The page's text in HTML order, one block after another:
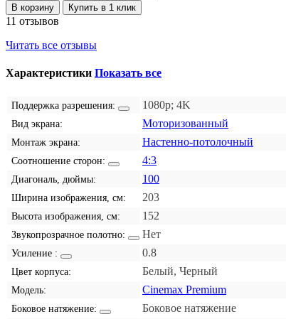
В корзину Купить в 1 клик
11 отзывов
Читать все отзывы
Характеристики Показать все
Поддержка разрешения: 1080p; 4K
Вид экрана: Моторизованный
Монтаж экрана: Настенно-потолочный
Соотношение сторон: 4:3
Диагональ, дюймы: 100
Ширина изображения, см: 203
Высота изображения, см: 152
Звукопрозрачное полотно: Нет
Усиление : 0.8
Цвет корпуса: Белый, Черный
Модель: Cinemax Premium
Боковое натяжение: Боковое натяжение